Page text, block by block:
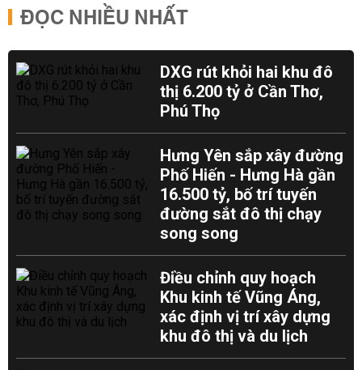
ĐỌC NHIỀU NHẤT
DXG rút khỏi hai khu đô
thị 6.200 tỷ ở Cần Thơ,
Phú Thọ
Hưng Yên sắp xây đường
Phố Hiến - Hưng Hà gần
16.500 tỷ, bố trí tuyến
đường sắt đô thị chạy
song song
Điều chỉnh quy hoạch
Khu kinh tế Vũng Áng,
xác định vị trí xây dựng
khu đô thị và du lịch